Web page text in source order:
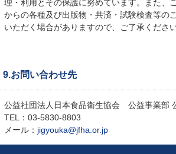
理・利用とその保護に努めています。また、
からの各種及び出版物・共済・試験検査等の
いただく場合がありますので、ご了承ください
9.お問い合わせ先
公益社団法人日本食品衛生協会 公益事業部
TEL：03-5830-8803
メール： jigyouka@jfha.or.jp